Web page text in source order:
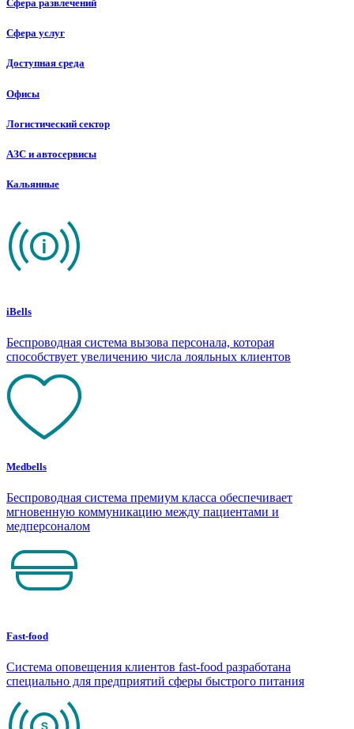
Сфера развлечений
Сфера услуг
Доступная среда
Офисы
Логистический сектор
АЗС и автосервисы
Кальянные
iBells
Беспроводная система вызова персонала, которая
способствует увеличению числа лояльных клиентов
Medbells
Беспроводная система премиум класса обеспечивает
мгновенную коммуникацию между пациентами и
медперсоналом
Fast-food
Система оповещения клиентов fast-food разработана
специально для предприятий сферы быстрого питания